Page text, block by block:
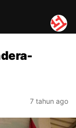
7 tahun ago